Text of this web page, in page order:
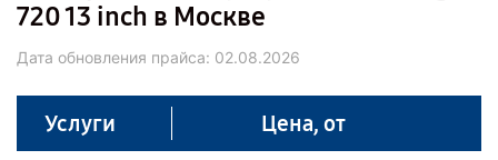
720 13 inch в Москве
Дата обновления прайса: 02.08.2026
Услуги Цена, от